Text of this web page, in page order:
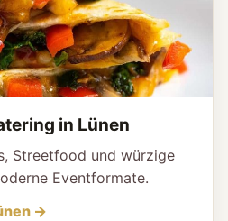
in Lünen
Streetfood und würzige
Eventformate.
→